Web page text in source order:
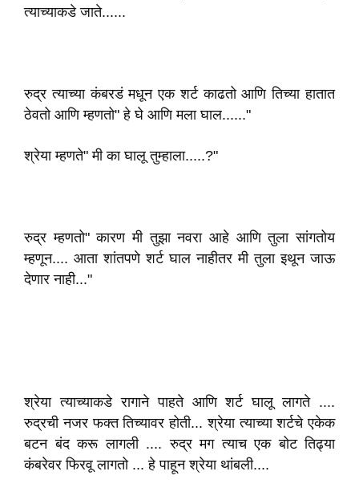
त्याच्याकडे जाते......
रुद्र त्याच्या कंबरडं मधून एक शर्ट काढतो आणि तिच्या हातात
ठेवतो आणि म्हणतो" हे घे आणि मला घाल......"
श्रेया म्हणते" मी का घालू तुम्हाला.....?"
रुद्र म्हणतो" कारण मी तुझा नवरा आहे आणि तुला सांगतोय
म्हणून.... आता शांतपणे शर्ट घाल नाहीतर मी तुला इथून जाऊ
देणार नाही..."
श्रेया त्याच्याकडे रागाने पाहते आणि शर्ट घालू लागते ....
रुद्रची नजर फक्त तिच्यावर होती... श्रेया त्याच्या शर्टचे एकेक
बटन बंद करू लागली .... रुद्र मग त्याच एक बोट तिढ्या
कंबरेवर फिरवू लागतो ... हे पाहून श्रेया थांबली....